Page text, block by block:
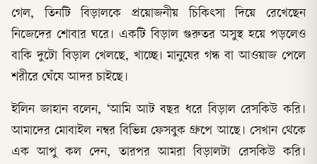
গেল, তিনটি বিড়ালকে প্রয়োজনীয় চিকিৎসা দিয়ে রেখেছেন
নিজেদের শোবার ঘরে। একটি বিড়াল গুরুতর অসুস্থ হয়ে পড়লেও
বাকি দুটো বিড়াল খেলছে, খাচ্ছে। মানুষের গন্ধ বা আওয়াজ পেলে
শরীরে ঘেঁষে আদর চাইছে।
ইলিন জাহান বলেন, ‘আমি আট বছর ধরে বিড়াল রেসকিউ করি।
আমাদের মোবাইল নম্বর বিভিন্ন ফেসবুক গ্রুপে আছে। সেখান থেকে
এক আপু কল দেন, তারপর আমরা বিড়ালটা রেসকিউ করি।